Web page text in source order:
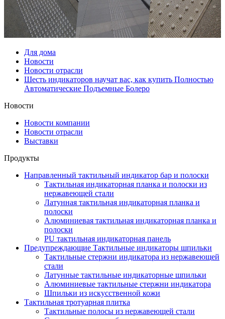
Для дома
Новости
Новости отрасли
Шесть индикаторов научат вас, как купить Полностью
Автоматические Подъемные Болеро
Новости
Новости компании
Новости отрасли
Выставки
Продукты
Направленный тактильный индикатор бар и полоски
Тактильная индикаторная планка и полоски из
нержавеющей стали
Латунная тактильная индикаторная планка и
полоски
Алюминиевая тактильная индикаторная планка и
полоски
PU тактильная индикаторная панель
Предупреждающие Тактильные индикаторы шпильки
Тактильные стержни индикатора из нержавеющей
стали
Латунные тактильные индикаторные шпильки
Алюминиевые тактильные стержни индикатора
Шпильки из искусственной кожи
Тактильная тротуарная плитка
Тактильные полосы из нержавеющей стали